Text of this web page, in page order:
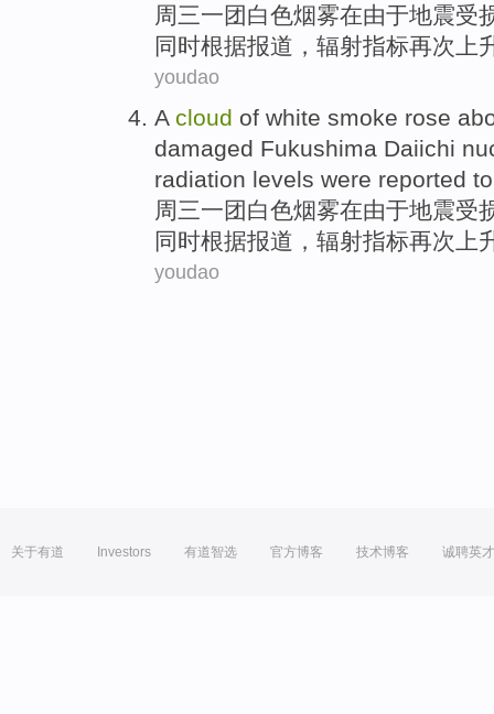
周三一团白色烟雾在由于地震受
同时根据报道 ， 辐射指标再次上
youdao
A cloud of white smoke rose
damaged Fukushima Daiichi
radiation levels were reported
周三一团白色烟雾在由于地震受
同时根据报道 ， 辐射指标再次上
youdao
关于有道 Investors 有道智选 官方博客 技术博客 诚聘英才